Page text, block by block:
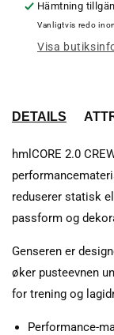
Hämtning
Vanligtvis redo
Visa
DETAILS
hmlCORE 2.0
reduserer statisk
passform og
Genseren er
øker pusteevnen
for trening og
Performance-